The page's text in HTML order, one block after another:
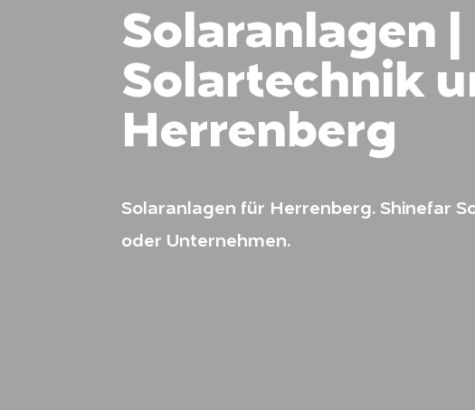
Solaranlagen |
Solartechnik
Herrenberg
Solaranlagen für Herrenberg. Shinefar
oder Unternehmen.